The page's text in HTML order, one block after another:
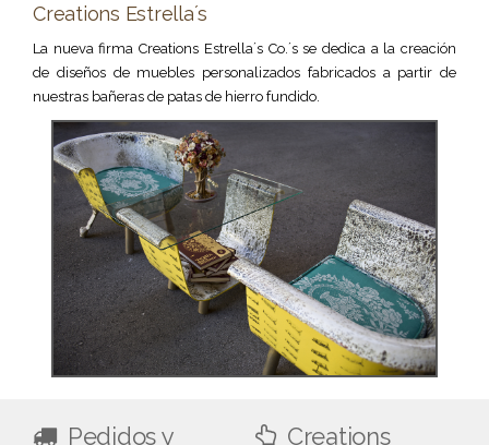
Creations Estrella´s
La nueva firma Creations Estrella´s Co.´s se dedica a la creación
de diseños de muebles personalizados fabricados a partir de
nuestras bañeras de patas de hierro fundido.
Pedidos y
Creations